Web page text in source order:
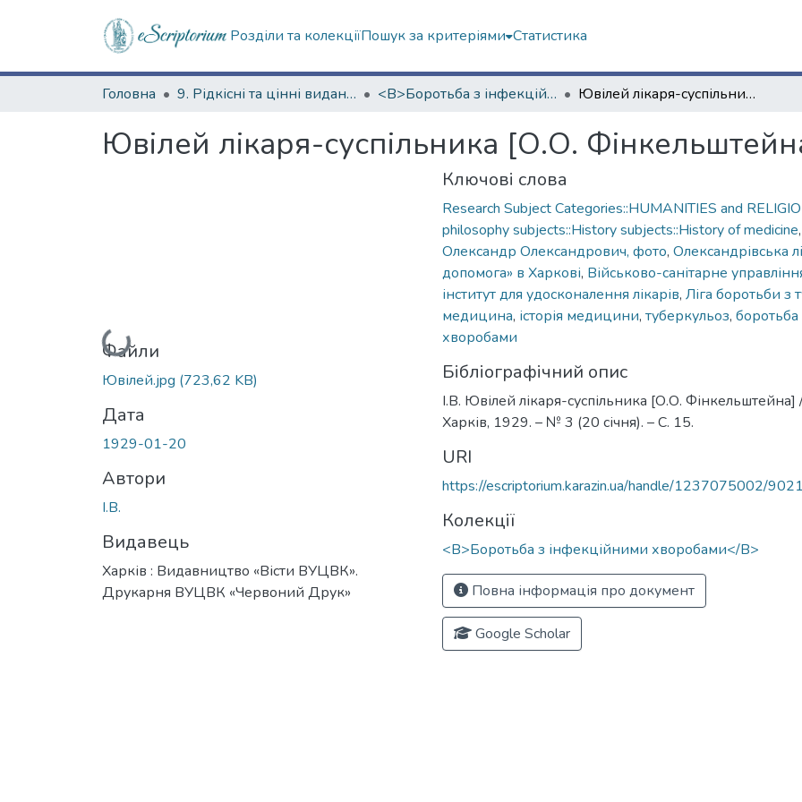
Розділи та колекціїПошук за критеріями Статистика
Головна 9. Рідкісні та цінні видання <B>Боротьба з інфекційними хворобами</B> Ювілей лікаря-суспільника [О.О. Фінкельштейна]
Ювілей лікаря-суспільника [О.О.
Вантажиться...
Файли
Ювілей.jpg (723,62 KB)
Дата
1929-01-20
Автори
І.В.
Видавець
Харків : Видавництво «Вісти ВУЦВК».
Друкарня ВУЦВК «Червоний Друк»
Ключові слова
Research Subject Categories::HUMANITIES and
philosophy subjects::History subjects::History of medicine,
Олександр Олександрович, фото, Олександрівська
допомога» в Харкові, Військово-санітарне
інститут для удосконалення лікарів, Ліга боротьби з
медицина, історія медицини, туберкульоз,
хворобами
Бібліографічний опис
І.В. Ювілей лікаря-суспільника [О.О. Фінкельштейна] /
Харків, 1929. – № 3 (20 січня). – С. 15.
URI
https://escriptorium.karazin.ua/handle/1237075002/9021
Колекції
<B>Боротьба з інфекційними хворобами</B>
Повна інформація про документ
Google Scholar